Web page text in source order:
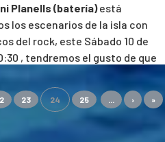
Planells (batería)está
los escenarios de la isla con
del rock, este Sábado 10 de
, tendremos el gusto de que
23 24 25 ... › »